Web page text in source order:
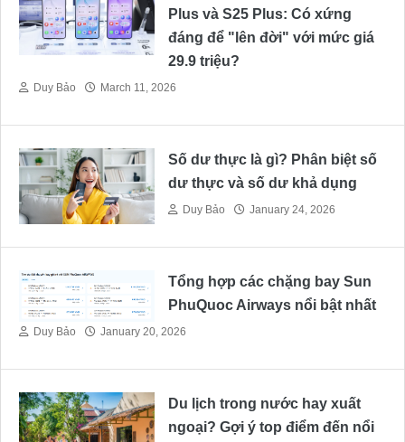
Plus và S25 Plus: Có xứng
đáng để "lên đời" với mức giá
29.9 triệu?
Duy Bảo March 11, 2026
Số dư thực là gì? Phân biệt số
dư thực và số dư khả dụng
Duy Bảo January 24, 2026
Tổng hợp các chặng bay Sun
PhuQuoc Airways nổi bật nhất
Duy Bảo January 20, 2026
Du lịch trong nước hay xuất
ngoại? Gợi ý top điểm đến nổi